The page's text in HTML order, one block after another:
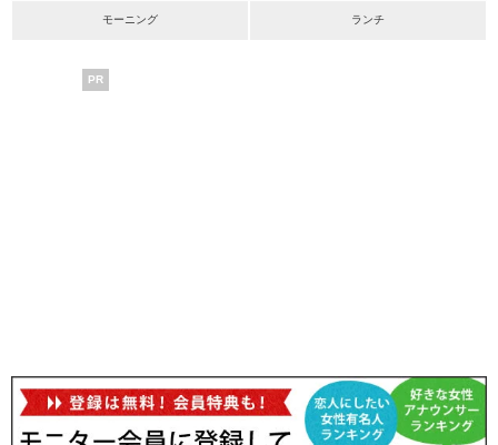
モーニング ランチ
PR